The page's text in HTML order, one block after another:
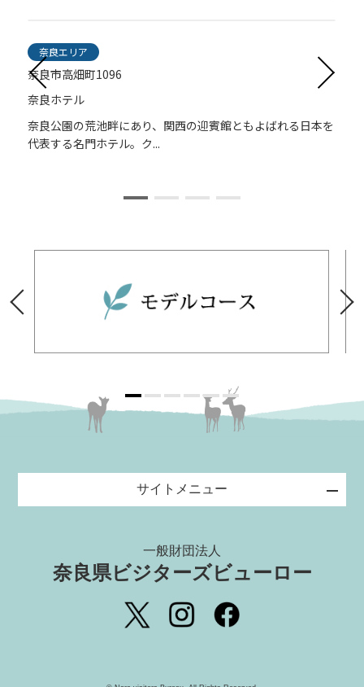
奈良エリア
奈良市高畑町1096
奈良ホテル
奈良公園の荒池畔にあり、関西の迎賓館ともよばれる日本を
代表する名門ホテル。ク...
サイトメニュー
一般財団法人
奈良県ビジターズビューロー